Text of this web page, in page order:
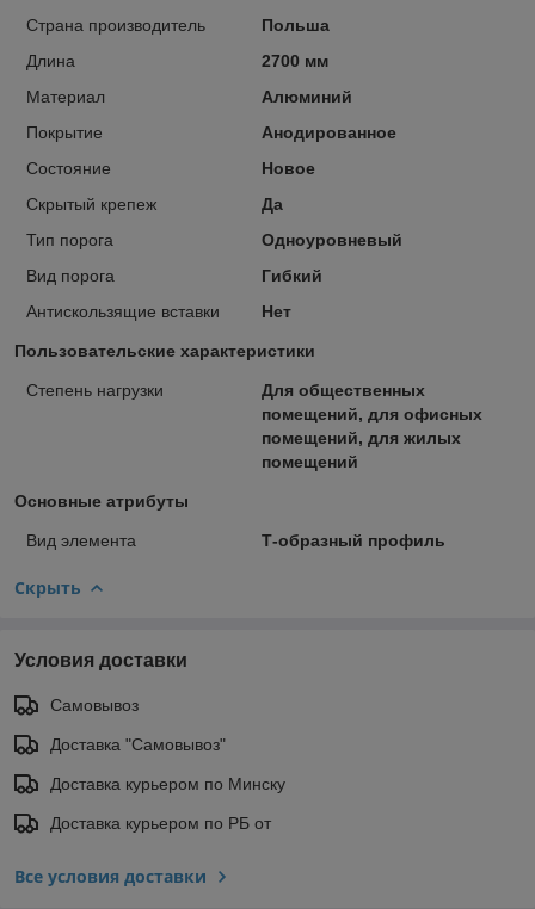
Страна производитель
Польша
Длина
2700 мм
Материал
Алюминий
Покрытие
Анодированное
Состояние
Новое
Скрытый крепеж
Да
Тип порога
Одноуровневый
Вид порога
Гибкий
Антискользящие вставки
Нет
Пользовательские характеристики
Степень нагрузки
Для общественных
помещений, для офисных
помещений, для жилых
помещений
Основные атрибуты
Вид элемента Т-образный профиль
Скрыть
Условия доставки
Самовывоз
Доставка "Самовывоз"
Доставка курьером по Минску
Доставка курьером по РБ от
Все условия доставки